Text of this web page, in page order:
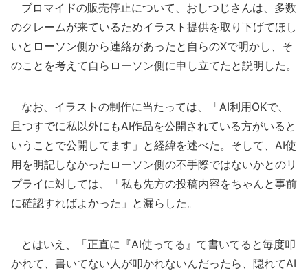
ブロマイドの販売停止について、おしつじさんは、多数
のクレームが来ているためイラスト提供を取り下げてほし
いとローソン側から連絡があったと自らのXで明かし、そ
のことを考えて自らローソン側に申し立てたと説明した。
なお、イラストの制作に当たっては、「AI利用OKで、
且つすでに私以外にもAI作品を公開されている方がいると
いうことで公開してます」と経緯を述べた。そして、AI使
用を明記しなかったローソン側の不手際ではないかとのリ
プライに対しては、「私も先方の投稿内容をちゃんと事前
に確認すればよかった」と漏らした。
とはいえ、「正直に『AI使ってる』て書いてると毎度叩
かれて、書いてない人が叩かれないんだったら、隠れてAI